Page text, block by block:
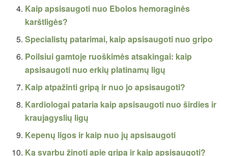
Kaip apsisaugoti nuo Ebolos hemoraginės
karštligės?
Specialistų patarimai, kaip apsisaugoti nuo gripo
Poilsiui gamtoje ruoškimės atsakingai: kaip
apsisaugoti nuo erkių platinamų ligų
Kaip atpažinti gripą ir nuo jo apsisaugoti?
Kardiologai pataria kaip apsisaugoti nuo širdies ir
kraujagyslių ligų
Kepenų ligos ir kaip nuo jų apsisaugoti
Ką svarbu žinoti apie gripą ir kaip apsisaugoti?